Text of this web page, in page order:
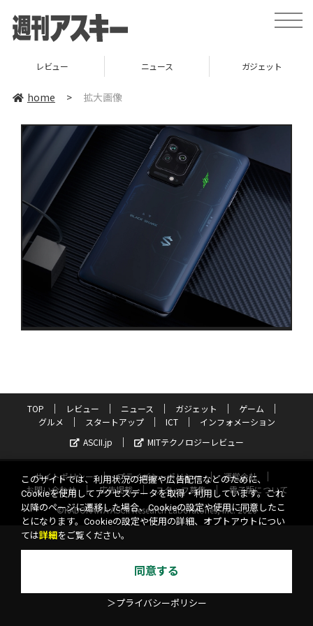
toggle
レビュー ニュース ガジェット
home > 拡大画像
TOP レビュー ニュース ガジェット
ゲーム
グルメ
スタートアップ ICT
インフォメーション
ASCII.jp
MITテクノロジーレビュー
サイトポリシー プライバシーポリシー
運営会社
お問い合わせ
広告掲載 スタッフ募集
電子版について
©KADOKAWA ASCII Research Laboratories, Inc. 2026
このサイトでは、利用状況の把握や広告配信などのために、
Cookieを使用してアクセスデータを取得・利用しています。これ
以降のページに遷移した場合、Cookieの設定や使用に同意したこ
とになります。Cookieの設定や使用の詳細、オプトアウトについ
ては詳細 をご覧ください。
同意する
＞プライバシーポリシー